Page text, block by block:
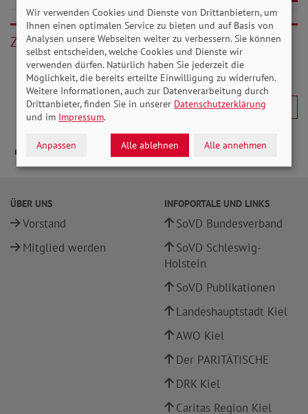
Zurück
ÜBER UNS
Vorstand
Mitglied werden
INFOPORTALE UND LINKS
SoVD Bundesverband
SoVD Schleswig-
Holstein
SoVD Publikationen
Landeshauptstadt Kiel
AWO Kiel
Der PARITÄTISCHE
DRK Kiel
Caritas Region Kiel
Wir verwenden Cookies und Dienste von Drittanbietern, um
Ihnen einen optimalen Service zu bieten und auf Basis von
Analysen unsere Webseiten weiter zu verbessern. Sie können
selbst entscheiden, welche Cookies und Dienste wir
verwenden dürfen. Natürlich haben Sie jederzeit die
Möglichkeit, die bereits erteilte Einwilligung zu widerrufen.
Weitere Informationen, auch zur Datenverarbeitung durch
Drittanbieter, finden Sie in unserer Datenschutzerklärung
und im Impressum.
Anpassen Alle ablehnen Alle annehmen